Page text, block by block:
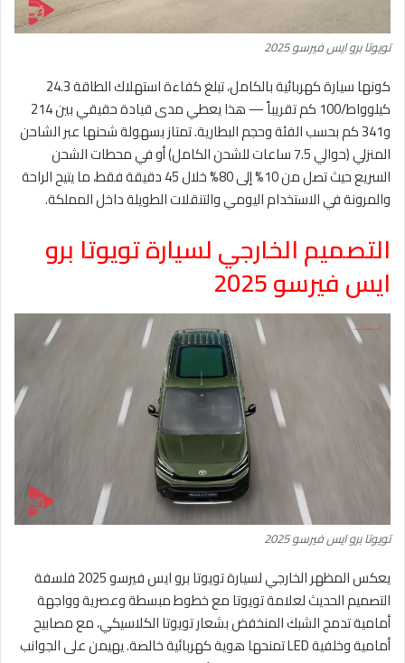
تويوتا برو ايس فيرسو 2025
كونها سيارة كهربائية بالكامل، تبلغ كفاءة استهلاك الطاقة 24.3
كيلوواط/100 كم تقريباً — هذا يعطي مدى قيادة حقيقي بين 214
و341 كم بحسب الفئة وحجم البطارية. تمتاز بسهولة شحنها عبر الشاحن
المنزلي (حوالي 7.5 ساعات للشحن الكامل) أو في محطات الشحن
السريع حيث تصل من 10% إلى 80% خلال 45 دقيقة فقط، ما يتيح الراحة
والمرونة في الاستخدام اليومي والتنقلات الطويلة داخل المملكة.
التصميم الخارجي لسيارة تويوتا برو
ايس فيرسو 2025
تويوتا برو ايس فيرسو 2025
يعكس المظهر الخارجي لسيارة تويوتا برو ايس فيرسو 2025 فلسفة
التصميم الحديث لعلامة تويوتا مع خطوط مبسطة وعصرية وواجهة
أمامية تدمج الشبك المنخفض بشعار تويوتا الكلاسيكي، مع مصابيح
أمامية وخلفية LED تمنحها هوية كهربائية خالصة. يهيمن على الجوانب